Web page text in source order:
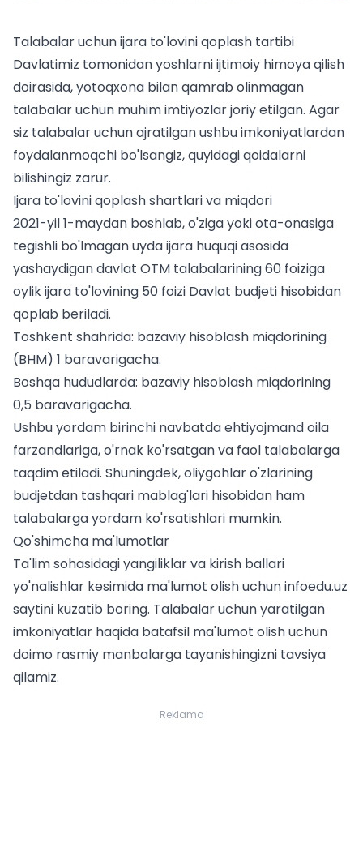
Talabalar uchun ijara to'lovini qoplash tartibi
Davlatimiz tomonidan yoshlarni ijtimoiy himoya qilish
doirasida, yotoqxona bilan qamrab olinmagan
talabalar uchun muhim imtiyozlar joriy etilgan. Agar
siz talabalar uchunajratilgan ushbu imkoniyatlardan
foydalanmoqchi bo'lsangiz, quyidagi qoidalarni
bilishingiz zarur.
Ijara to'lovini qoplash shartlari va miqdori
2021-yil 1-maydan boshlab, o'ziga yoki ota-onasiga
tegishli bo'lmagan uyda ijara huquqi asosida
yashaydigan davlat OTM talabalarining 60 foiziga
oylik ijara to'lovining 50 foizi Davlat budjeti hisobidan
qoplab beriladi.
Toshkent shahrida: bazaviy hisoblash miqdorining
(BHM) 1 baravarigacha.
Boshqa hududlarda: bazaviy hisoblash miqdorining
0,5 baravarigacha.
Ushbu yordam birinchi navbatda ehtiyojmand oila
farzandlariga, o'rnak ko'rsatgan va faol talabalarga
taqdim etiladi. Shuningdek, oliygohlar o'zlarining
budjetdan tashqari mablag'lari hisobidan ham
talabalarga yordam ko'rsatishlari mumkin.
Qo'shimcha ma'lumotlar
Ta'lim sohasidagi yangiliklar va kirish ballari
yo'nalishlar kesimida ma'lumot olish uchun infoedu.uz
saytini kuzatib boring. Talabalar uchun yaratilgan
imkoniyatlar haqida batafsil ma'lumot olish uchun
doimo rasmiy manbalarga tayanishingizni tavsiya
qilamiz.
Reklama